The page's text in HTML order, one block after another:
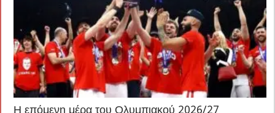
Η επόμενη μέρα του Ολυμπιακού 2026/27